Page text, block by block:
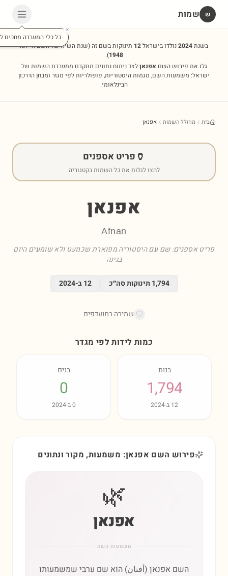
שׁ שמות
כל כלי המעבדה מחכים
בשנת2024נולדו בישראל12 תינוקות בשם זה(שנת השיא של השם הייתה
1948
).
גלו את פירוש השםאפנאןלצד ניתוח נתונים מתקדם ממעבדת השמות של
ישראל: משמעות השם, מגמות היסטוריות, פופולריות לפי מגזר ומבחן הדרכון
הבינלאומי.
בית מחולל השמות אפנאן
🏺 פריט אספנים
לחצו לגלות את כל השמות בקטגוריה
אפנאן
Afnan
פריט אספנים: שם עם היסטוריה מפוארת שכמעט ולא שומעים היום
בגינה
1,794 תינוקות סה״כ 12ב-2024
שמירה במועדפים
כמות לידות לפי מגדר
בנות
1,794
12 ב-2024
בנים
0
0ב-2024
פירוש השם אפנאן: משמעות, מקור ונתונים
🌿
אפנאן
משמעות השם
השם אפנאן (أفنان) הוא שם ערבי שמשמעותו